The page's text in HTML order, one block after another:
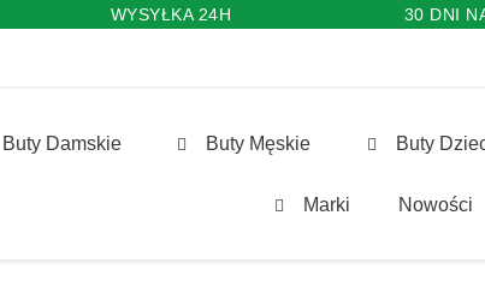
WYSYŁKA 24H 30 DNI
Buty Damskie Buty Męskie Buty
Marki Nowości